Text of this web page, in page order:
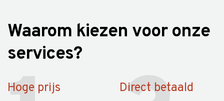
Waarom kiezen voor onze
services?
Hoge prijs Direct betaald